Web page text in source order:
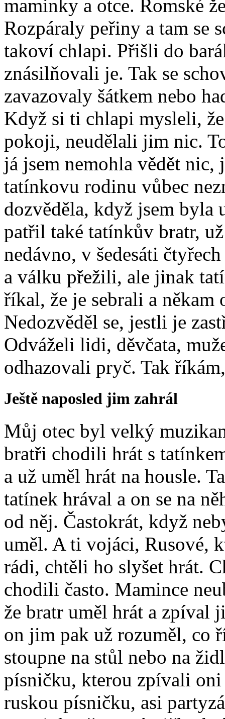
maminky a otce. Romské
Rozpáraly peřiny a tam se
takoví chlapi. Přišli do
znásilňovali je. Tak se
zavazovaly šátkem nebo
Když si ti chlapi mysleli,
pokoji, neudělali jim nic.
já jsem nemohla vědět nic,
tatínkovu rodinu vůbec
dozvěděla, když jsem byla
patřil také tatínkův bratr,
nedávno, v šedesáti
a válku přežili, ale jinak
říkal, že je sebrali a
Nedozvěděl se, jestli je
Odváželi lidi, děvčata,
odhazovali pryč. Tak
Ještě naposled jim zahrál
Můj otec byl velký
bratři chodili hrát s
a už uměl hrát na housle.
tatínek hrával a on se na
od něj. Častokrát, když
uměl. A ti vojáci, Rusové,
rádi, chtěli ho slyšet hrát.
chodili často. Mamince
že bratr uměl hrát a zpíval
on jim pak už rozuměl, co
stoupne na stůl nebo na
písničku, kterou zpívali
ruskou písničku, asi